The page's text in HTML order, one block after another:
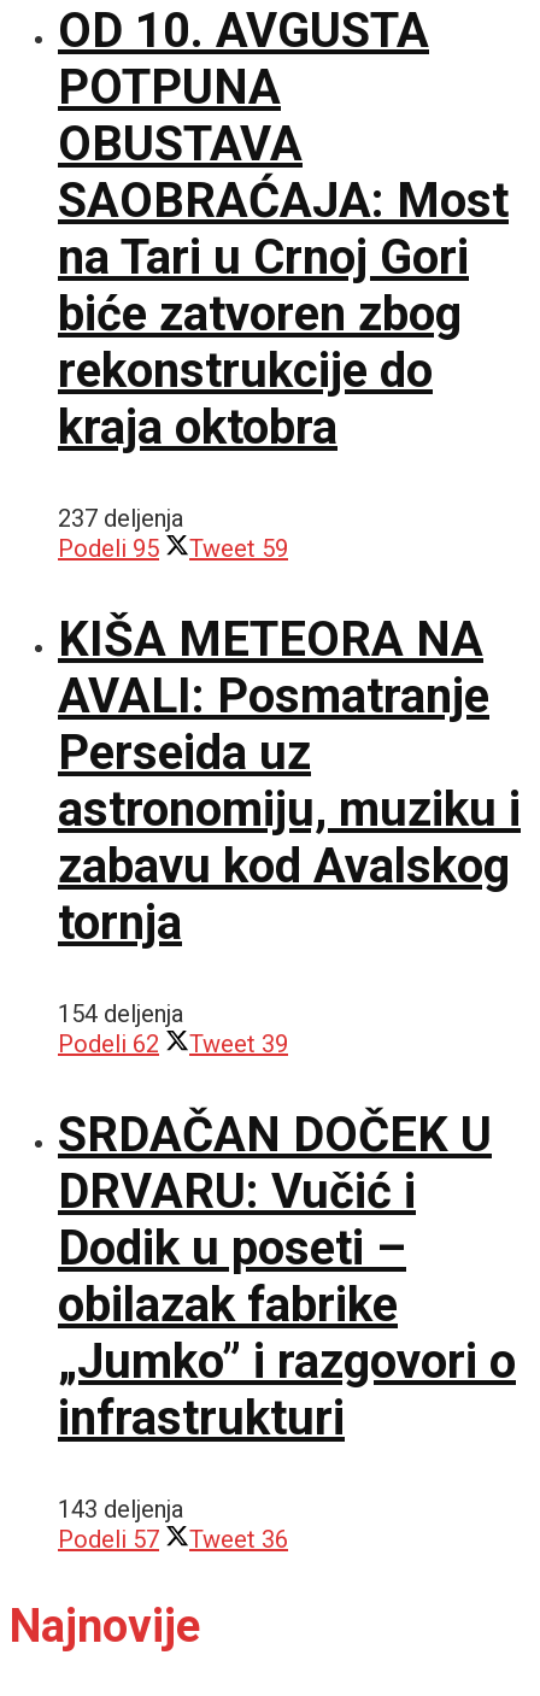
OD 10. AVGUSTA
POTPUNA
OBUSTAVA
SAOBRAĆAJA: Most
na Tari u Crnoj Gori
biće zatvoren zbog
rekonstrukcije do
kraja oktobra
237 deljenja
Podeli 95 Tweet 59
KIŠA METEORA NA
AVALI: Posmatranje
Perseida uz
astronomiju, muziku i
zabavu kod Avalskog
tornja
154 deljenja
Podeli 62 Tweet 39
SRDAČAN DOČEK U
DRVARU: Vučić i
Dodik u poseti –
obilazak fabrike
„Jumko” i razgovori o
infrastrukturi
143 deljenja
Podeli 57 Tweet 36
Najnovije